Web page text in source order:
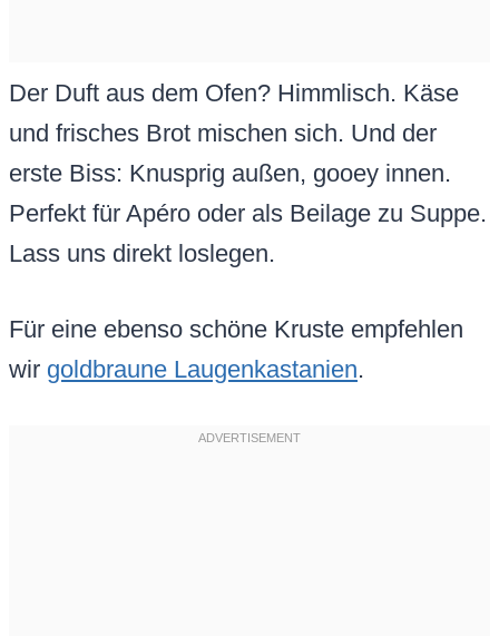
Der Duft aus dem Ofen? Himmlisch. Käse
und frisches Brot mischen sich. Und der
erste Biss: Knusprig außen, gooey innen.
Perfekt für Apéro oder als Beilage zu Suppe.
Lass uns direkt loslegen.
Für eine ebenso schöne Kruste empfehlen
wir goldbraune Laugenkastanien.